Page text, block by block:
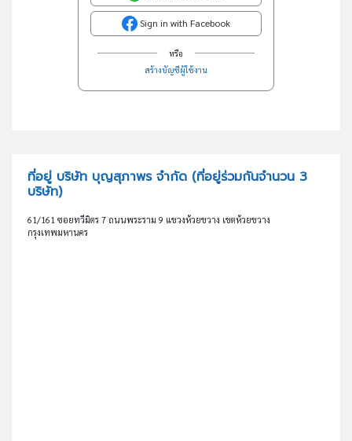
Sign in with Facebook
หรือ
สร้างบัญชีผู้ใช้งาน
ที่อยู่ บริษัท บุญสุภาพร จำกัด (ที่อยู่ร่วมกันจำนวน 3
บริษัท)
61/161 ซอยทวีมิตร 7 ถนนพระราม 9 แขวงห้วยขวาง เขตห้วยขวาง
กรุงเทพมหานคร